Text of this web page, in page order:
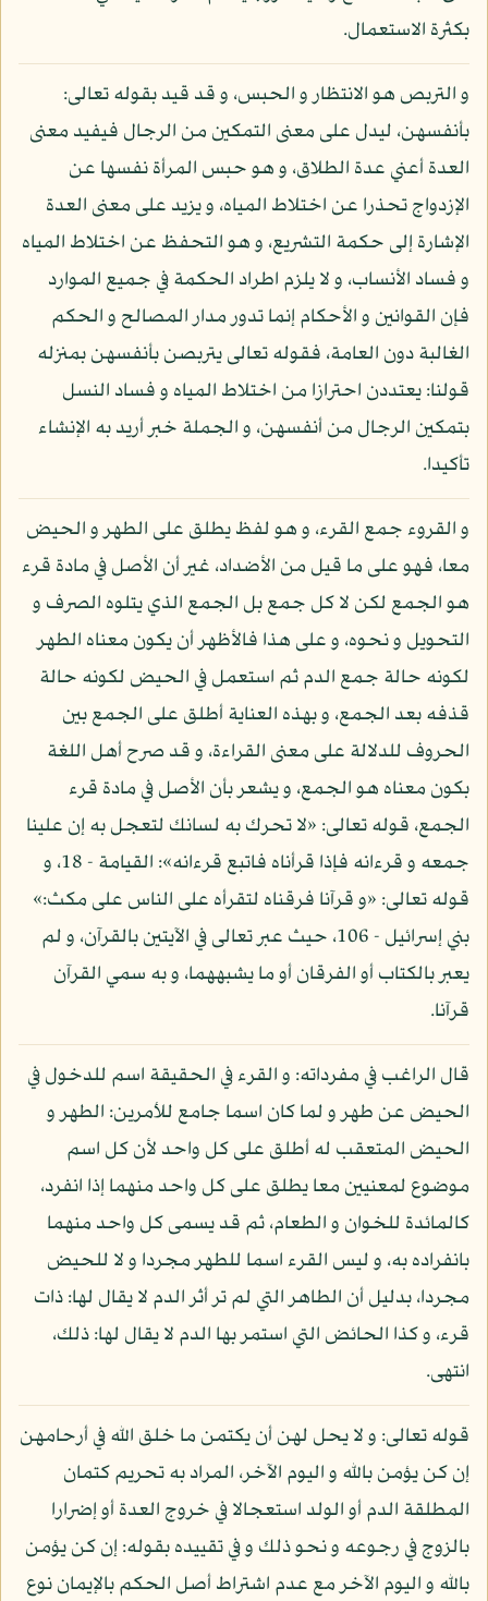
بكثرة الاستعمال.
و التربص هو الانتظار و الحبس، و قد قيد بقوله تعالى:
بأنفسهن، ليدل على معنى التمكين من الرجال فيفيد معنى
العدة أعني عدة الطلاق، و هو حبس المرأة نفسها عن
الإزدواج تحذرا عن اختلاط المياه، و يزيد على معنى العدة
الإشارة إلى حكمة التشريع، و هو التحفظ عن اختلاط المياه
و فساد الأنساب، و لا يلزم اطراد الحكمة في جميع الموارد
فإن القوانين و الأحكام إنما تدور مدار المصالح و الحكم
الغالبة دون العامة، فقوله تعالى يتربصن بأنفسهن بمنزله
قولنا: يعتددن احترازا من اختلاط المياه و فساد النسل
بتمكين الرجال من أنفسهن، و الجملة خبر أريد به الإنشاء
تأكيدا.
و القروء جمع القرء، و هو لفظ يطلق على الطهر و الحيض
معا، فهو على ما قيل من الأضداد، غير أن الأصل في مادة قرء
هو الجمع لكن لا كل جمع بل الجمع الذي يتلوه الصرف و
التحويل و نحوه، و على هذا فالأظهر أن يكون معناه الطهر
لكونه حالة جمع الدم ثم استعمل في الحيض لكونه حالة
قذفه بعد الجمع، و بهذه العناية أطلق على الجمع بين
الحروف للدلالة على معنى القراءة، و قد صرح أهل اللغة
بكون معناه هو الجمع، و يشعر بأن الأصل في مادة قرء
الجمع، قوله تعالى: «لا تحرك به لسانك لتعجل به إن علينا
جمعه و قرءانه فإذا قرأناه فاتبع قرءانه»: القيامة - 18، و
قوله تعالى: «و قرآنا فرقناه لتقرأه على الناس على مكث:»
بني إسرائيل - 106، حيث عبر تعالى في الآيتين بالقرآن، و لم
يعبر بالكتاب أو الفرقان أو ما يشبههما، و به سمي القرآن
قرآنا.
قال الراغب في مفرداته: و القرء في الحقيقة اسم للدخول في
الحيض عن طهر و لما كان اسما جامع للأمرين: الطهر و
الحيض المتعقب له أطلق على كل واحد لأن كل اسم
موضوع لمعنيين معا يطلق على كل واحد منهما إذا انفرد،
كالمائدة للخوان و الطعام، ثم قد يسمى كل واحد منهما
بانفراده به، و ليس القرء اسما للطهر مجردا و لا للحيض
مجردا، بدليل أن الطاهر التي لم تر أثر الدم لا يقال لها: ذات
قرء، و كذا الحائض التي استمر بها الدم لا يقال لها: ذلك،
انتهى.
قوله تعالى: و لا يحل لهن أن يكتمن ما خلق الله في أرحامهن
إن كن يؤمن بالله و اليوم الآخر، المراد به تحريم كتمان
المطلقة الدم أو الولد استعجالا في خروج العدة أو إضرارا
بالزوج في رجوعه و نحو ذلك و في تقييده بقوله: إن كن يؤمن
بالله و اليوم الآخر مع عدم اشتراط أصل الحكم بالإيمان نوع